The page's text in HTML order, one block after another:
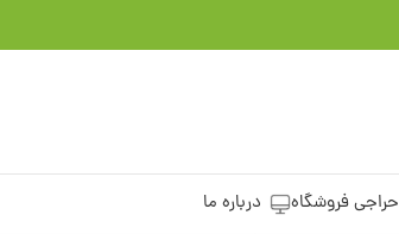
حراجی فروشگاه درباره ما